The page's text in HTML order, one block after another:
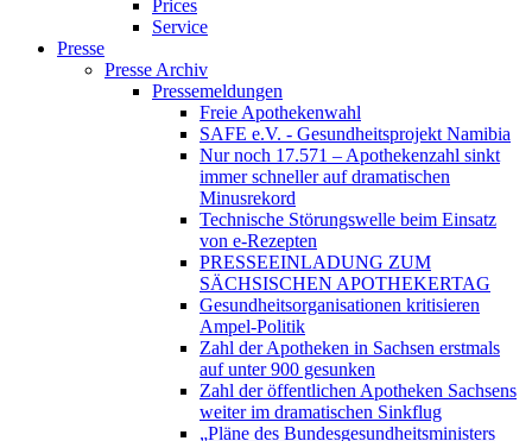
Prices
Service
Presse
Presse Archiv
Pressemeldungen
Freie Apothekenwahl
SAFE e.V. - Gesundheitsprojekt Namibia
Nur noch 17.571 – Apothekenzahl sinkt
immer schneller auf dramatischen
Minusrekord
Technische Störungswelle beim Einsatz
von e-Rezepten
PRESSEEINLADUNG ZUM
SÄCHSISCHEN APOTHEKERTAG
Gesundheitsorganisationen kritisieren
Ampel-Politik
Zahl der Apotheken in Sachsen erstmals
auf unter 900 gesunken
Zahl der öffentlichen Apotheken Sachsens
weiter im dramatischen Sinkflug
„Pläne des Bundesgesundheitsministers